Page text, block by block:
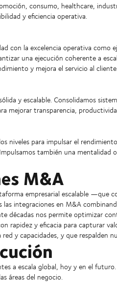
consumo, healthcare,
y eficiencia operativa.
con la excelencia operativa como
una ejecución coherente a
y mejora el servicio al
y escalable. Consolidamos
mejorar transparencia,
niveles para impulsar el
también una mentalidad
M&A
empresarial escalable —que
integraciones en M&A
décadas nos permite optimizar
rapidez y eficacia para capturar
y capacidades, y que respalden
a escala global, hoy y en el
áreas del negocio.